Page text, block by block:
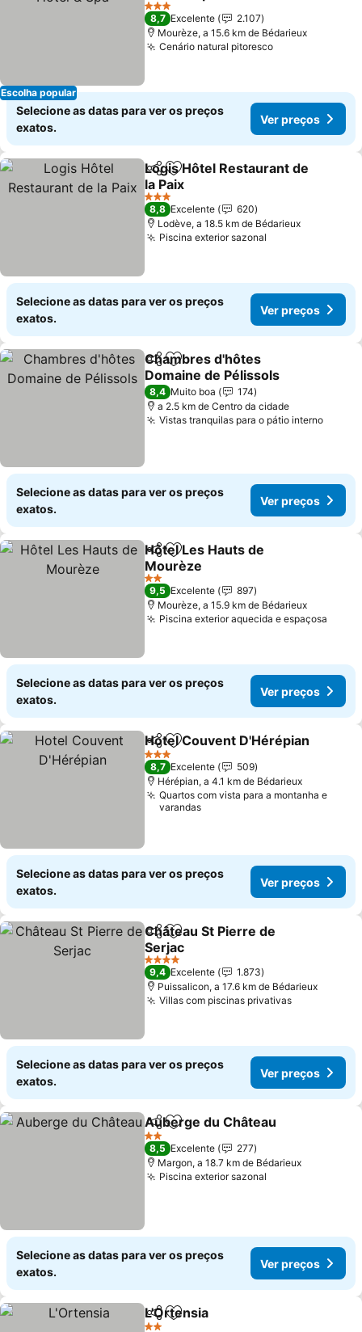
Escolha popular
3 Estrelas
8,7 Excelente
2.107
Mourèze, a 15.6 km de Bédarieux
Cenário natural pitoresco
Selecione as datas para ver os preços
exatos.
Ver preços
PartilharAdicionar aos favoritos
Logis Hôtel Restaurant de
la Paix
3 Estrelas
8,8 Excelente
620
Lodève, a 18.5 km de Bédarieux
Piscina exterior sazonal
Selecione as datas para ver os preços
exatos.
Ver preços
PartilharAdicionar aos favoritos
Chambres d'hôtes
Domaine de Pélissols
8,4 Muito boa
174
a 2.5 km de Centro da cidade
Vistas tranquilas para o pátio interno
Selecione as datas para ver os preços
exatos.
Ver preços
PartilharAdicionar aos favoritos
Hôtel Les Hauts de
Mourèze
2 Estrelas
9,5 Excelente
897
Mourèze, a 15.9 km de Bédarieux
Piscina exterior aquecida e espaçosa
Selecione as datas para ver os preços
exatos.
Ver preços
PartilharAdicionar aos favoritos
Hotel Couvent D'Hérépian
3 Estrelas
8,7 Excelente
509
Hérépian, a 4.1 km de Bédarieux
Quartos com vista para a montanha e
varandas
Selecione as datas para ver os preços
exatos.
Ver preços
PartilharAdicionar aos favoritos
Château St Pierre de
Serjac
4 Estrelas
9,4 Excelente
1.873
Puissalicon, a 17.6 km de Bédarieux
Villas com piscinas privativas
Selecione as datas para ver os preços
exatos.
Ver preços
PartilharAdicionar aos favoritos
Auberge du Château
2 Estrelas
8,5 Excelente
277
Margon, a 18.7 km de Bédarieux
Piscina exterior sazonal
Selecione as datas para ver os preços
exatos.
Ver preços
PartilharAdicionar aos favoritos
L'Ortensia